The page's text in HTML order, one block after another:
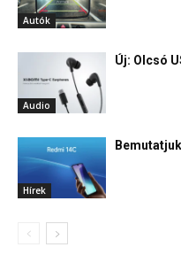
Autók
Audio
Új: Olcsó
Hírek